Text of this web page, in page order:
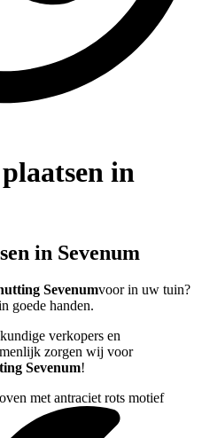
in
in Sevenum
Sevenumvoor in uw tuin?
goede handen.
verkopers en
zorgen wij voor
Sevenum!